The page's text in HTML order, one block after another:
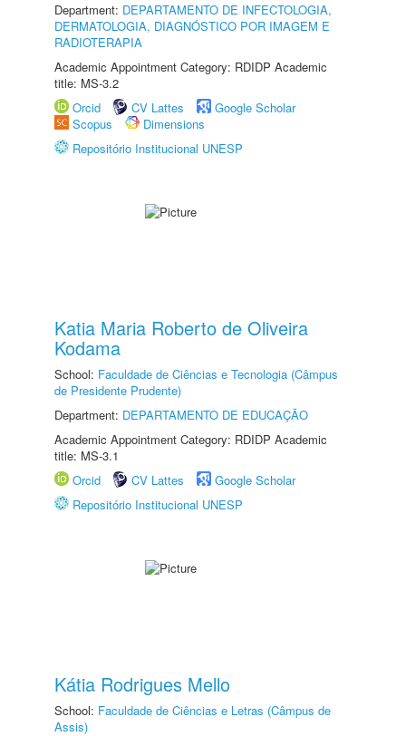
Department: DEPARTAMENTO DE INFECTOLOGIA,
DERMATOLOGIA, DIAGNÓSTICO POR IMAGEM E
RADIOTERAPIA
Academic Appointment Category: RDIDP Academic
title: MS-3.2
Orcid
CV Lattes
Google Scholar
Scopus
Dimensions
Repositório Institucional UNESP
Katia Maria Roberto de Oliveira
Kodama
School: Faculdade de Ciências e Tecnologia (Câmpus
de Presidente Prudente)
Department: DEPARTAMENTO DE EDUCAÇÃO
Academic Appointment Category: RDIDP Academic
title: MS-3.1
Orcid
CV Lattes
Google Scholar
Repositório Institucional UNESP
Kátia Rodrigues Mello
School: Faculdade de Ciências e Letras (Câmpus de
Assis)